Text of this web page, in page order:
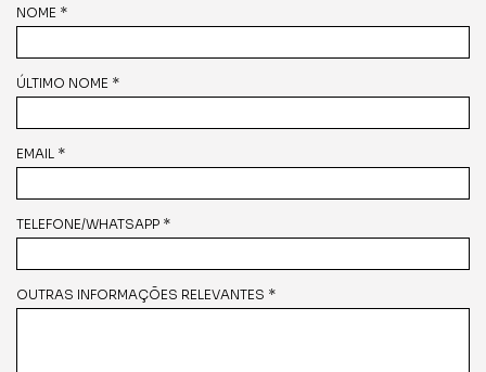
NOME *
ÚLTIMO NOME *
EMAIL *
TELEFONE/WHATSAPP *
OUTRAS INFORMAÇÕES RELEVANTES *